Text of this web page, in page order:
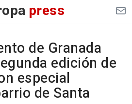
press
de Granada
edición de
especial
de Santa